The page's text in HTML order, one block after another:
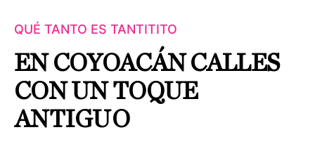
QUÉ TANTO ES TANTITITO
EN COYOACÁN CALLES
CON UN TOQUE
ANTIGUO